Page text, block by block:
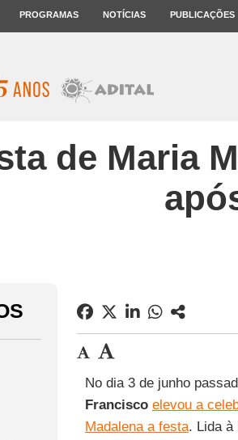
PROGRAMAS NOTÍCIAS PUBLICAÇÕES
de Maria
No dia 3 de junho
Francisco elevou a
Madalena a festa. Lida à